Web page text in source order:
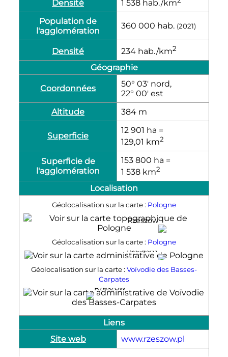
Densité 1 538 hab./km
Population de
l'agglomération
360 000 hab. (2021)
Densité 234 hab./km2
Géographie
Coordonnées
50° 03′ nord,
22° 00′ est
Altitude
384 m
Superficie
12 901 ha =
129,01 km2
Superficie de
l'agglomération
153 800 ha =
1 538 km2
Localisation
Géolocalisation sur la carte : Pologne
Rzeszów
Géolocalisation sur la carte : Pologne
Rzeszów
Géolocalisation sur la carte : Voïvodie des Basses-
Carpates
Rzeszów
Liens
Site web
www.rzeszow.pl